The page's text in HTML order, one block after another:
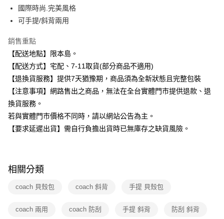
合作金庫商業銀行
華南商業銀行
國泰世華商業銀行
臺灣中小企業銀行
匯豐（台灣）商業銀行
聯邦商業銀行
遠東國際商業銀行
元大商業銀行
永豐商業銀行
玉山商業銀行
星展（台灣）商業銀行
台新國際商業銀行
台灣樂天信用卡公司
6 期 0 利率 每期
合作金庫商業銀行
上海商業儲蓄銀行
國泰世華商業銀行
臺灣中小企業銀行
台中商業銀行
匯豐（台灣）商業銀行
華泰商業銀行
聯邦商業銀行
遠東國際商業銀行
元大商業銀行
永豐商業銀行
玉山商業銀行
台新國際商業銀行
中國信託商業銀行
台灣樂天信用卡公司
12 期 0 利率 每期
華南商業銀行
上海商業儲蓄銀行
國泰世華商業銀行
兆豐國際商業銀行
臺灣中小企業銀行
台中商業銀行
匯豐（台灣）商業銀行
華泰商業銀行
聯邦商業銀行
元大商業銀行
玉山商業銀行
星展（台灣）商業銀行
台新國際商業銀行
中國信託商業銀行
數位禮券
LINE Pay
Apple Pay
街口支付
悠遊付
Google Pay
廠商自送宅配免運
免運費
國際時尚.完美風格
可手提/斜背兩用
銷售重點
【配送地點】限本島。
【配送方式】宅配、7-11取貨(部分商品不適用)
【退換貨服務】提供7天猶豫期，商品須為全新狀態且完整包裝
【注意事項】網路售出之商品，無法在全台實體門市提供退款、退
換貨服務。
若與實體門市價格不同時，請以網站公告為主。
【要求延遲出貨】需自行負擔出貨時已無庫存之缺貨風險。
相關分類
coach 貝殼包 coach 斜背 手提 貝殼包
coach 兩用 coach 防刮 手提 斜背 防刮 斜背